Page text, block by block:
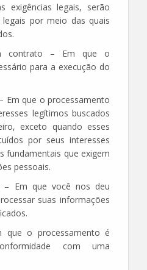
exigências legais, serão
legais por meio das quais
contrato – Em que o
para a execução do
Em que o processamento
legítimos buscados
exceto quando esses
por seus interesses
fundamentais que exigem
pessoais.
– Em que você nos deu
suas informações
o processamento é
com uma